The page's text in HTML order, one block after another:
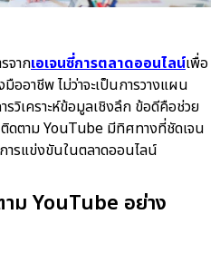
จากเอเจนซี่การตลาดออนไลน์เพื่อ
ออาชีพ ไม่ว่าจะเป็นการวางแผน
วิเคราะห์ข้อมูลเชิงลึก ข้อดีคือช่วย
ติดตาม YouTube มีทิศทางที่ชัดเจน
ารแข่งขันในตลาดออนไลน์
ม YouTube อย่าง